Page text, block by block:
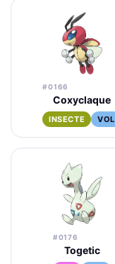
#0166
Coxyclaque
INSECTE VOL
#0176
Togetic